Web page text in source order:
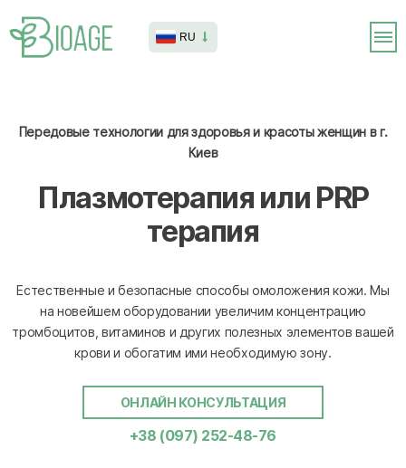
RU
Передовые технологии для здоровья и красоты женщин в г.
Киев
Плазмотерапия или PRP
терапия
Естественные и безопасные способы омоложения кожи. Мы
на новейшем оборудовании увеличим концентрацию
тромбоцитов, витаминов и других полезных элементов вашей
крови и обогатим ими необходимую зону.
ОНЛАЙН КОНСУЛЬТАЦИЯ
+38 (097) 252-48-76